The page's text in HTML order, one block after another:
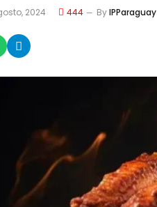
2024 444 ByIPParaguay